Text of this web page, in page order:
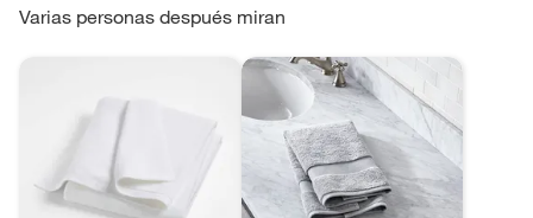
n
Varias personas después miran